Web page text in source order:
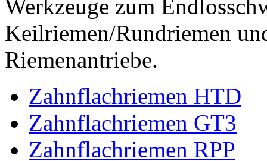
Werkzeuge zum
Keilriemen/Rundriemen
Riemenantriebe.
Zahnflachriemen HTD
Zahnflachriemen GT3
Zahnflachriemen RPP